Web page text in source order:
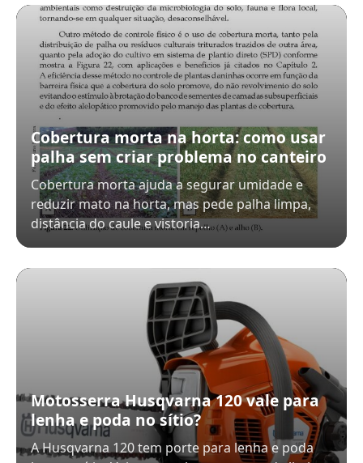
Cobertura morta na horta: como usar
palha sem criar problema no canteiro
Cobertura morta ajuda a segurar umidade e
reduzir mato na horta, mas pede palha limpa,
distância do caule e vistoria…
Motosserra Husqvarna 120 vale para
lenha e poda no sítio?
A Husqvarna 120 tem porte para lenha e poda